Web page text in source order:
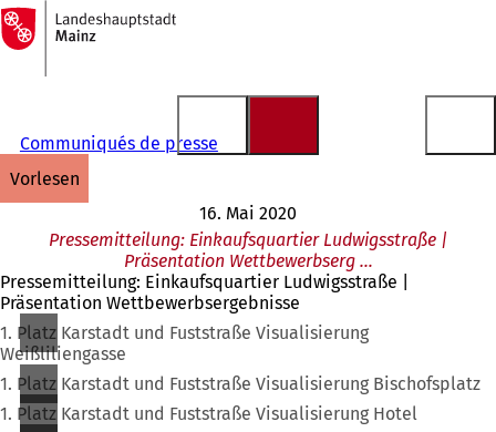
Inhalt anspringen
Zur
Startseite
Communiqués de presse
vorlesen
16. Mai 2020
Pressemitteilung: Einkaufsquartier Ludwigsstraße |
Präsentation Wettbewerbserg …
Pressemitteilung: Einkaufsquartier Ludwigsstraße |
Präsentation Wettbewerbsergebnisse
1. Platz Karstadt und Fuststraße Visualisierung
Weißliliengasse
1. Platz Karstadt und Fuststraße Visualisierung Bischofsplatz
1. Platz Karstadt und Fuststraße Visualisierung Hotel